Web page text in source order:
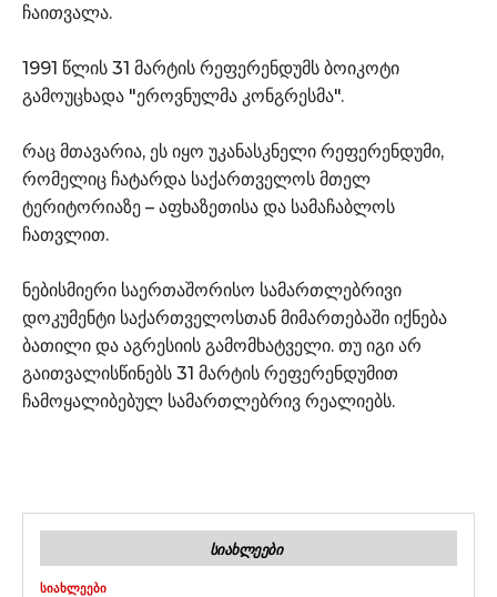
ჩაითვალა.
1991 წლის 31 მარტის რეფერენდუმს ბოიკოტი
გამოუცხადა "ეროვნულმა კონგრესმა".
რაც მთავარია, ეს იყო უკანასკნელი რეფერენდუმი,
რომელიც ჩატარდა საქართველოს მთელ
ტერიტორიაზე – აფხაზეთისა და სამაჩაბლოს
ჩათვლით.
ნებისმიერი საერთაშორისო სამართლებრივი
დოკუმენტი საქართველოსთან მიმართებაში იქნება
ბათილი და აგრესიის გამომხატველი. თუ იგი არ
გაითვალისწინებს 31 მარტის რეფერენდუმით
ჩამოყალიბებულ სამართლებრივ რეალიებს.
ᲡᲘᲐᲮᲚᲔᲔᲑᲘ
ᲡᲘᲐᲮᲚᲔᲔᲑᲘ